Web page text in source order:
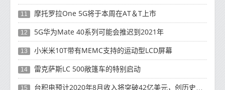
11 摩托罗拉One 5G将于本周在AT＆T上市
12 5G华为Mate 40系列可能会推迟到2021年
13 小米米10T带有MEMC支持的运动型LCD屏幕
14 雷克萨斯LC 500敞篷车的特别启动
15 台积电预计2020年8月收入将突破42亿美元，创历史新高